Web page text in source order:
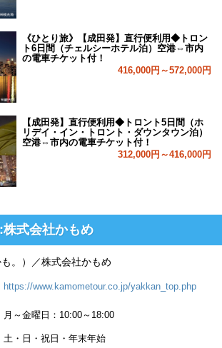
《ひとり旅》【成田発】直行便利用◆トロン
ト6日間（チェルシーホテル泊）空港⇔市内
の電車チケット付！
416,000円～572,000円
【成田発】直行便利用◆トロント5日間（ホ
リデイ・イン・トロント・ダウンタウン泊）
空港⇔市内の電車チケット付！
312,000円～416,000円
式会社かもめ
。）／株式会社かもめ
https://www.kamometour.co.jp/yakkan_top.php
月～金曜日：10:00～18:00
土・日・祝日・年末年始